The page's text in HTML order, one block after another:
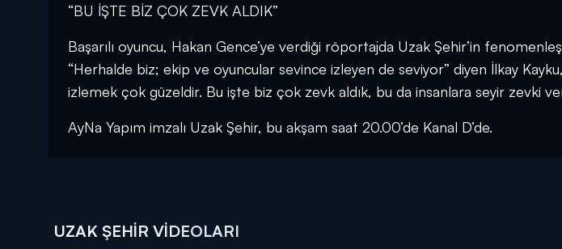
“BU İŞTE BİZ ÇOK ZEVK ALDIK”
Başarılı oyuncu, Hakan Gence’ye verdiği röportajda Uzak Şehir’in
“Herhalde biz; ekip ve oyuncular sevince izleyen de seviyor” diyen İlkay
izlemek çok güzeldir. Bu işte biz çok zevk aldık, bu da insanlara seyir zevki
AyNa Yapım imzalı Uzak Şehir, bu akşam saat 20.00’de Kanal D’de.
UZAK ŞEHIR VIDEOLARI